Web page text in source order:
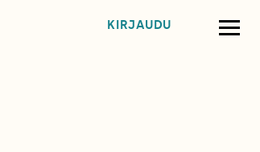
KIRJAUDU